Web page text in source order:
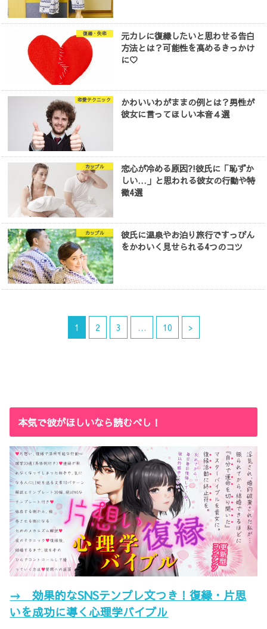
復縁・失恋
元カレに復縁したいと思わせる告白
方法とは？可能性を高めるきっかけ
に♡
恋愛テクニック
かわいいわがままの例とは？男性が
彼女に言ってほしい本音４選
カップル
恋心が冷める原因?!彼氏に「恥ずか
しい…」と思われる彼女の行動や特
徴4選
カップル
彼氏に温泉やお泊り旅行ですっぴん
をかわいく見せられる4つのコツ
1 2 3 … 10 >
本気で彼がほしいなら読むべし！
→ 効果的なSNSテンプレ文つき！復縁・片思
いを成功に導く心理学バイブル